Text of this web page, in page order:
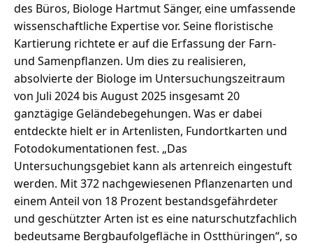
des Büros, Biologe Hartmut Sänger, eine umfassende
wissenschaftliche Expertise vor. Seine floristische
Kartierung richtete er auf die Erfassung der Farn-
und Samenpflanzen. Um dies zu realisieren,
absolvierte der Biologe im Untersuchungszeitraum
von Juli 2024 bis August 2025 insgesamt 20
ganztägige Geländebegehungen. Was er dabei
entdeckte hielt er in Artenlisten, Fundortkarten und
Fotodokumentationen fest. „Das
Untersuchungsgebiet kann als artenreich eingestuft
werden. Mit 372 nachgewiesenen Pflanzenarten und
einem Anteil von 18 Prozent bestandsgefährdeter
und geschützter Arten ist es eine naturschutzfachlich
bedeutsame Bergbaufolgefläche in Ostthüringen“, so